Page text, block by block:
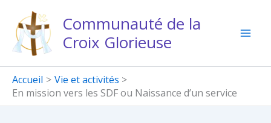
contenu
Communauté de la
Croix Glorieuse
Accueil
Vie et activités
En mission vers les SDF ou Naissance d’un service